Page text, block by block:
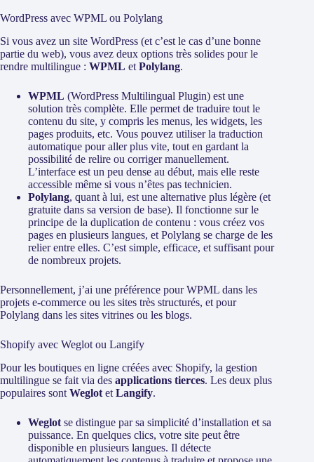
WordPress avec WPML ou Polylang
Si vous avez un site WordPress (et c’est le cas d’une bonne
partie du web), vous avez deux options très solides pour le
rendre multilingue : WPML et Polylang.
WPML (WordPress Multilingual Plugin) est une
solution très complète. Elle permet de traduire tout le
contenu du site, y compris les menus, les widgets, les
pages produits, etc. Vous pouvez utiliser la traduction
automatique pour aller plus vite, tout en gardant la
possibilité de relire ou corriger manuellement.
L’interface est un peu dense au début, mais elle reste
accessible même si vous n’êtes pas technicien.
Polylang, quant à lui, est une alternative plus légère (et
gratuite dans sa version de base). Il fonctionne sur le
principe de la duplication de contenu : vous créez vos
pages en plusieurs langues, et Polylang se charge de les
relier entre elles. C’est simple, efficace, et suffisant pour
de nombreux projets.
Personnellement, j’ai une préférence pour WPML dans les
projets e-commerce ou les sites très structurés, et pour
Polylang dans les sites vitrines ou les blogs.
Shopify avec Weglot ou Langify
Pour les boutiques en ligne créées avec Shopify, la gestion
multilingue se fait via des applications tierces. Les deux plus
populaires sont Weglot et Langify.
Weglot se distingue par sa simplicité d’installation et sa
puissance. En quelques clics, votre site peut être
disponible en plusieurs langues. Il détecte